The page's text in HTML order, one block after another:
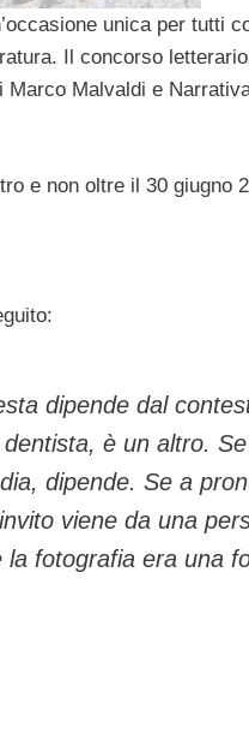
unica per tutti
Il concorso
Malvaldi e
e non oltre il 30 giugno
dipende dal
è un altro.
dipende. Se a
viene da una
fotografia era una